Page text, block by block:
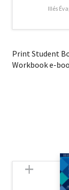
Illés
Print Student
Workbook e-